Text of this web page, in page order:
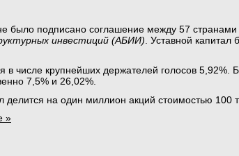
было подписано соглашение между 57
инвестиций (АБИИ). Уставной капитал
в числе крупнейших держателей голосов 5,92%.
7,5% и 26,02%.
делится на один миллион акций стоимостью 100
»